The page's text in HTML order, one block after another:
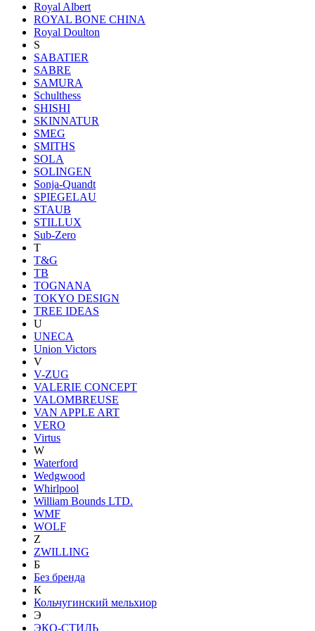
Royal Albert
ROYAL BONE CHINA
Royal Doulton
S
SABATIER
SABRE
SAMURA
Schulthess
SHISHI
SKINNATUR
SMEG
SMITHS
SOLA
SOLINGEN
Sonja-Quandt
SPIEGELAU
STAUB
STILLUX
Sub-Zero
T
T&G
TB
TOGNANA
TOKYO DESIGN
TREE IDEAS
U
UNECA
Union Victors
V
V-ZUG
VALERIE CONCEPT
VALOMBREUSE
VAN APPLE ART
VERO
Virtus
W
Waterford
Wedgwood
Whirlpool
William Bounds LTD.
WMF
WOLF
Z
ZWILLING
Б
Без бренда
К
Кольчугинский мельхиор
Э
ЭКО-СТИЛЬ